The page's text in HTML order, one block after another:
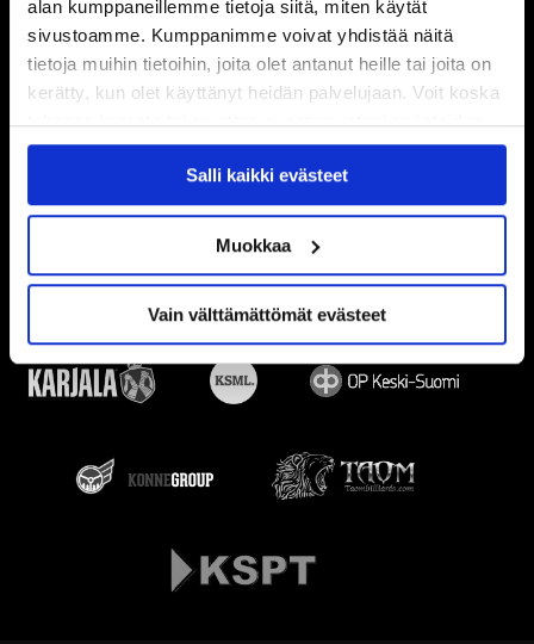
alan kumppaneillemme tietoja siitä, miten käytät
sivustoamme. Kumppanimme voivat yhdistää näitä
tietoja muihin tietoihin, joita olet antanut heille tai joita on
kerätty, kun olet käyttänyt heidän palvelujaan. Voit koska
tahansa kumota tai muuttaa suostumustasi evästeiden
käytöstäEvästeet-sivultamme.
Salli kaikki evästeet
Muokkaa
Vain välttämättömät evästeet